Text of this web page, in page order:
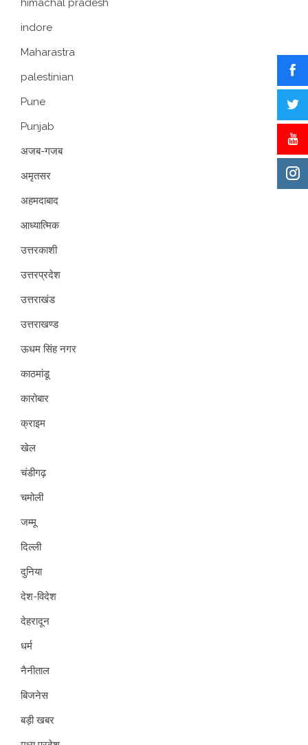
himachal pradesh
indore
Maharastra
palestinian
Pune
Punjab
अजब-गजब
अमृतसर
अहमदाबाद
आध्यात्मिक
उत्तरकाशी
उत्तरप्रदेश
उत्तराखंड
उत्तराखण्ड
ऊधम सिंह नगर
काठमांडू
कारोबार
क्राइम
खेल
चंडीगढ़
चमोली
जम्मू
दिल्ली
दुनिया
देश-विदेश
देहरादून
धर्म
नैनीताल
बिजनेस
बड़ी खबर